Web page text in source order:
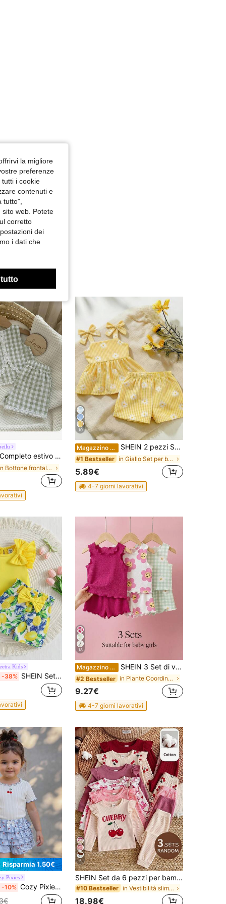
Completo estivo da bambina in lino verde e bianco, top senza maniche con ricami, pizzo traforato e patchwork, e pantaloncini con vita elastica, stile modesto per vacanze
in Bottone frontale Coordinati canottiera per neon
10
Magazzino EU SHEIN 2 pezzi Set top a canottiera e pantaloncini per bambina/neonata 0-3 anni, casual, carino, adatto per vacanze, con decorazione a righe e fiocco, primavera/estate
#1 Bestseller in Giallo Set per bambine
5.89€
4-7 giorni lavorativi
Kids
-38% SHEIN Set di maglietta a maniche corte con collo rotondo e fiocco, e pantaloncini con volant, adatto per bambine, per uso quotidiano, uscite e vacanze, in tutte le stagioni
18
Magazzino EU SHEIN 3 Set di vestiti per bambine, colori vivaci, estivi, carini, abbinati alla famiglia, rosa, floreali, a quadri, con maglietta grafica, canottiera senza maniche, pantaloncini, completi a due pezzi
#2 Bestseller in Piante Coordinati canottiera per neonate
9.27€
4-7 giorni lavorativi
Risparmia 1.50€
Pixies
-10% Cozy Pixies 2 pezzi Set di top a maniche corte con volant a girocollo e gonna/pantaloncini a vita elastica con motivo a quadri e ciliegie per bambina
5
SHEIN Set da 6 pezzi per bambina con maglietta a maniche lunghe in maglia tinta unita con motivo a cuore e fiocco, collo rotondo e orlo con volant, pantaloni lunghi, rosa antico e rosa chiaro, autunnale e carino
#10 Bestseller in Vestibilità slim Coordinati di magliette per ba
18.98€
la migliore
preferenze
i cookie
contenuti e
tutto",
web. Potete
corretto
dei
i dati che